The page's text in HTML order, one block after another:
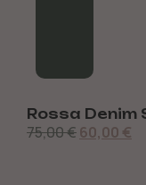
Rossa Denim
75,00€60,00 €